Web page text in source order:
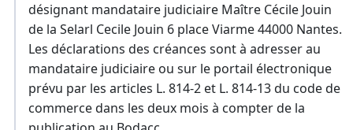
désignant mandataire judiciaire Maître Cécile Jouin
de la Selarl Cecile Jouin 6 place Viarme 44000 Nantes.
Les déclarations des créances sont à adresser au
mandataire judiciaire ou sur le portail électronique
prévu par les articles L. 814-2 et L. 814-13 du code de
commerce dans les deux mois à compter de la